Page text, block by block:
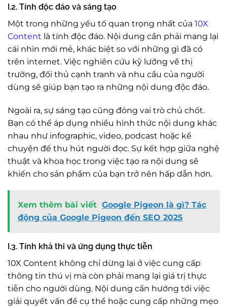
I.2. Tính độc đáo và sáng tạo
Một trong những yếu tố quan trọng nhất của 10X
Content là tính độc đáo. Nội dung cần phải mang lại
cái nhìn mới mẻ, khác biệt so với những gì đã có
trên internet. Việc nghiên cứu kỹ lưỡng về thị
trường, đối thủ cạnh tranh và nhu cầu của người
dùng sẽ giúp bạn tạo ra những nội dung độc đáo.
Ngoài ra, sự sáng tạo cũng đóng vai trò chủ chốt.
Bạn có thể áp dụng nhiều hình thức nội dung khác
nhau như infographic, video, podcast hoặc kể
chuyện để thu hút người đọc. Sự kết hợp giữa nghệ
thuật và khoa học trong việc tạo ra nội dung sẽ
khiến cho sản phẩm của bạn trở nên hấp dẫn hơn.
Xem thêm bài viết Google Pigeon là gì? Tác
động của Google Pigeon đến SEO 2025
I.3. Tính khả thi và ứng dụng thực tiễn
10X Content không chỉ dừng lại ở việc cung cấp
thông tin thú vị mà còn phải mang lại giá trị thực
tiễn cho người dùng. Nội dung cần hướng tới việc
giải quyết vấn đề cụ thể hoặc cung cấp những mẹo